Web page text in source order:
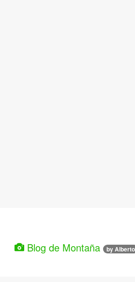
Blog de Montaña by Alberto